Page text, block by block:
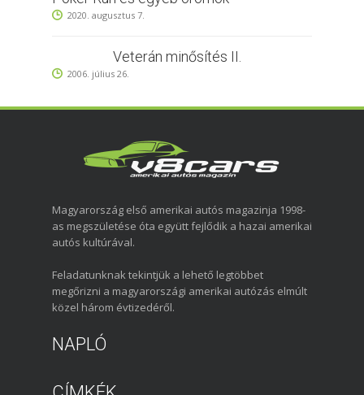
2020. augusztus 7.
Veterán minősítés II.
2006. július 26.
Magyarország első amerikai autós magazinja 1998-
as megszületése óta együtt fejlődik a hazai amerikai
autós kultúrával.
Feladatunknak tekintjük a lehető legtöbbet
megőrizni a magyarországi amerikai autózás elmúlt
közel három évtizedéről.
NAPLÓ